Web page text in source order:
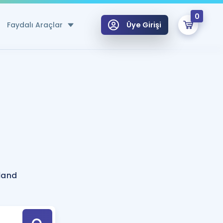
Faydalı Araçlar
Hesaplama Aracı
için Öneriler
Tek Takvimde
Üye Girişi
0
Hoca ile seni sınava hazırlayacak onlarca eğitim seni bekliyor!